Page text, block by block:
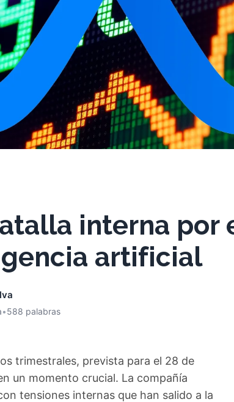
interna por
artificial
•588 palabras
trimestrales, prevista para el 28 de
un momento crucial. La compañía
tensiones internas que han salido a la